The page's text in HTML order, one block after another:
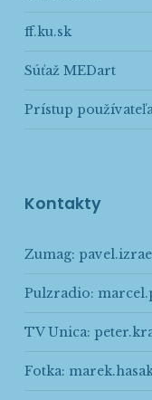
ff.ku.sk
Súťaž MEDart
Prístup
Kontakty
Zumag:
Pulzradio:
TV Unica:
Fotka: